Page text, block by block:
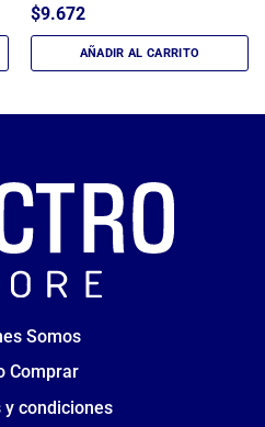
$9.672
AÑADIR AL CARRITO
Somos
Comprar
y condiciones